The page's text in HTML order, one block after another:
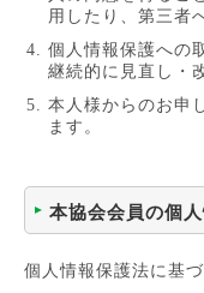
用したり、第三者
個人情報保護への
継続的に見直し・
本人様からのお申
ます。
本協会会員の個
個人情報保護法に基